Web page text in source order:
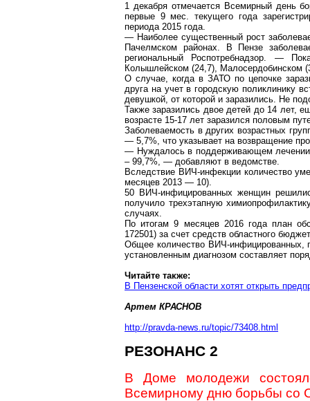
1 декабря отмечается Всемирный день
первые 9 мес. текущего года
периода 2015 года.
— Наиболее существенный рост
Пачелмском районах. В Пензе
региональный
Роспотребнадзор. —
Колышлейском (24,7), Малосердобинском
О случае, когдав ЗАТО по цепочке
друга на учет в городскую поликлинику
девушкой, от которой и заразились. Не
Также заразились двое детей до 14 лет,
возрасте 15-17 лет заразился половым
Заболеваемость в других возрастных
— 5,7%, что указывает на возвращение
— Нуждалось в поддерживающем
– 99,7%, — добавляют в ведомстве.
Вследствие ВИЧ-инфекции количество
месяцев 2013 — 10).
50 ВИЧ-инфицированных женщин
получило трехэтапную
случаях.
По итогам 9 месяцев 2016 года план
172501) за счет средств областного
Общее количество ВИЧ-
установленным диагнозом составляет
Читайте также:
В Пензенской области хотят открыть
Артем КРАСНОВ
http://pravda-news.ru/topic/73408.html
РЕЗОНАНС 2
В Доме молодежи
Всемирному дню борьбы со